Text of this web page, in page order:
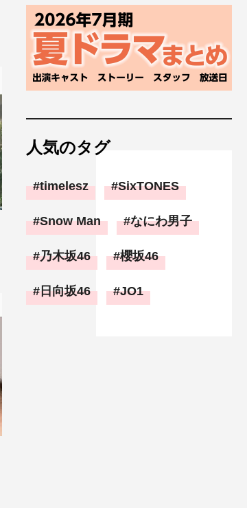
人気のタグ
timelesz SixTONES
Snow Man なにわ男子
乃木坂46 櫻坂46
日向坂46 JO1